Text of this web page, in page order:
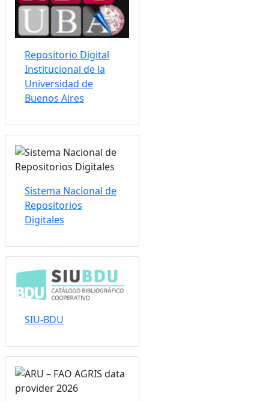
Repositorio Digital
Institucional de la
Universidad de
Buenos Aires
Sistema Nacional de
Repositorios
Digitales
SIU-BDU